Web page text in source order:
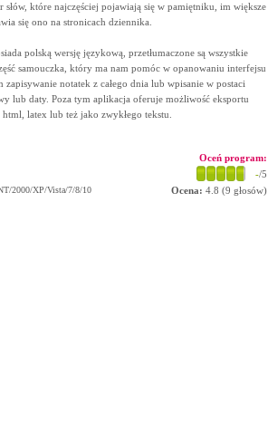
które najczęściej pojawiają się w pamiętniku, im większe
się ono na stronicach dziennika.
polską wersję językową, przetłumaczone są wszystkie
samouczka, który ma nam pomóc w opanowaniu interfejsu
notatek z całego dnia lub wpisanie w postaci
lub daty. Poza tym aplikacja oferuje możliwość eksportu
latex lub też jako zwykłego tekstu.
2000/XP/Vista/7/8/10
Oceń program:
-/5
Ocena: 4.8 (9 głosów)